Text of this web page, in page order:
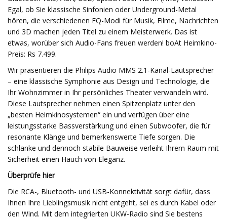
Egal, ob Sie klassische Sinfonien oder Underground-Metal
hören, die verschiedenen EQ-Modi für Musik, Filme, Nachrichten
und 3D machen jeden Titel zu einem Meisterwerk. Das ist
etwas, worüber sich Audio-Fans freuen werden! boAt Heimkino-
Preis: Rs 7.499.
Wir präsentieren die Philips Audio MMS 2.1-Kanal-Lautsprecher
– eine klassische Symphonie aus Design und Technologie, die
Ihr Wohnzimmer in Ihr persönliches Theater verwandeln wird.
Diese Lautsprecher nehmen einen Spitzenplatz unter den
„besten Heimkinosystemen“ ein und verfügen über eine
leistungsstarke Bassverstärkung und einen Subwoofer, die für
resonante Klänge und bemerkenswerte Tiefe sorgen. Die
schlanke und dennoch stabile Bauweise verleiht Ihrem Raum mit
Sicherheit einen Hauch von Eleganz.
Überprüfe hier
Die RCA-, Bluetooth- und USB-Konnektivität sorgt dafür, dass
Ihnen Ihre Lieblingsmusik nicht entgeht, sei es durch Kabel oder
den Wind. Mit dem integrierten UKW-Radio sind Sie bestens